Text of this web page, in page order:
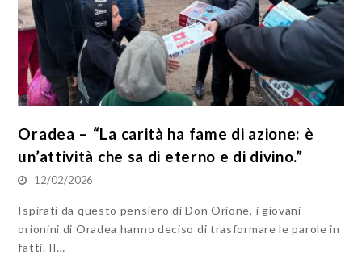
Oradea – “La carità ha fame di azione: è
un’attività che sa di eterno e di divino.”
12/02/2026
Ispirati da questo pensiero di Don Orione, i giovani
orionini di Oradea hanno deciso di trasformare le parole in
fatti. Il…